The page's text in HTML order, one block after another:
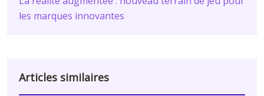
les marques innovantes
Articles similaires